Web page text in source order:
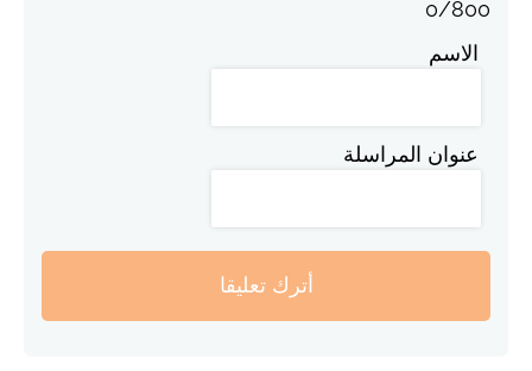
0/800
الاسم
عنوان المراسلة
أترك تعليقا